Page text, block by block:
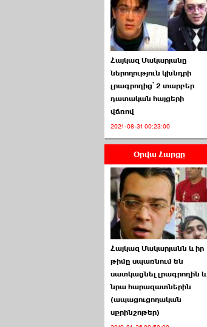
Եղիազարյան ›››
2026-07-05 23:19:00
ՏԵՍԱՆՅՈՒԹ․ Ի՞նչ
իրավիճակ է այս ›››
2026-07-04 10:40:00
Սահմանադրական
դատարանը մերժեց ›››
2026-07-02 00:39:00
Հայկազ Մակարյանը
ներողություն կխնդրի
լրագրողից՝ 2 տարբեր
դատական հայցերի
վճռով
2021-08-31 00:23:00
Օրվա Հարցը
Հայկազ Մակարյանն և իր
թիմը սպառնում են
սատկացնել լրագրողին և
նրա հարազատներին
(ապացուցողական
սքրինշոթեր)